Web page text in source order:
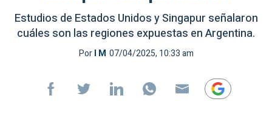
Estudios de Estados Unidos y Singapur señalaron
cuáles son las regiones expuestas en Argentina.
PorI M 07/04/2025, 10:33 am